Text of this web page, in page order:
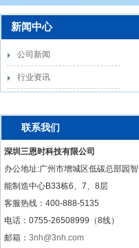
新闻中心
公司新闻
行业资讯
联系我们
深圳三恩时科技有限公司
办公地址:广州市增城区低碳总部园智
能制造中心B33栋6、7、8层
客服热线： 400-888-5135
电话：0755-26508999（8线）
邮箱： 3nh@3nh.com